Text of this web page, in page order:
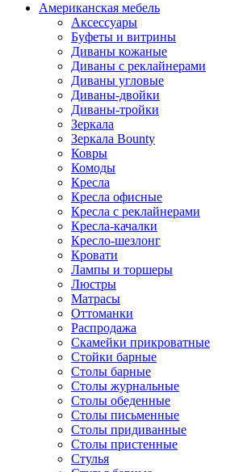
Американская мебель
Аксессуары
Буфеты и витрины
Диваны кожаные
Диваны с реклайнерами
Диваны угловые
Диваны-двойки
Диваны-тройки
Зеркала
Зеркала Bounty
Ковры
Комоды
Кресла
Кресла офисные
Кресла с реклайнерами
Кресла-качалки
Кресло-шезлонг
Кровати
Лампы и торшеры
Люстры
Матрасы
Оттоманки
Распродажа
Скамейки прикроватные
Стойки барные
Столы барные
Столы журнальные
Столы обеденные
Столы письменные
Столы придиванные
Столы пристенные
Стулья